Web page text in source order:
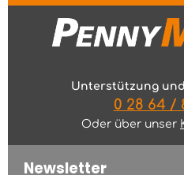
Unterstützung
0 28 64 /
Oder über unser
Newsletter